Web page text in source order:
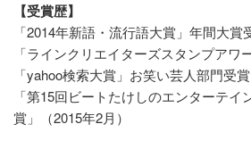
【受賞歴】
「2014年新語・流行語大賞」年間大賞
「ラインクリエイターズスタンプアワ
「yahoo検索大賞」お笑い芸人部門受賞
「第15回ビートたけしのエンターテイ
賞」（2015年2月）